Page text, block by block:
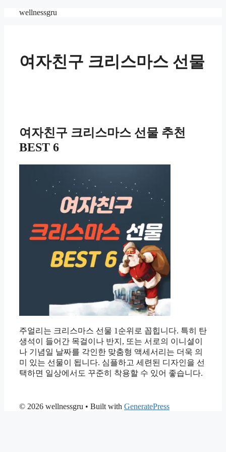
wellnessgru
여자친구 크리스마스 선물
여자친구 크리스마스 선물 추천
BEST 6
주얼리는 크리스마스 선물 1순위로 꼽힙니다. 특히 탄
생석이 들어간 목걸이나 반지, 또는 서로의 이니셜이
나 기념일 날짜를 각인한 맞춤형 액세서리는 더욱 의
미 있는 선물이 됩니다. 심플하고 세련된 디자인을 선
택하면 일상에서도 꾸준히 착용할 수 있어 좋습니다.
© 2026 wellnessgru • Built with GeneratePress